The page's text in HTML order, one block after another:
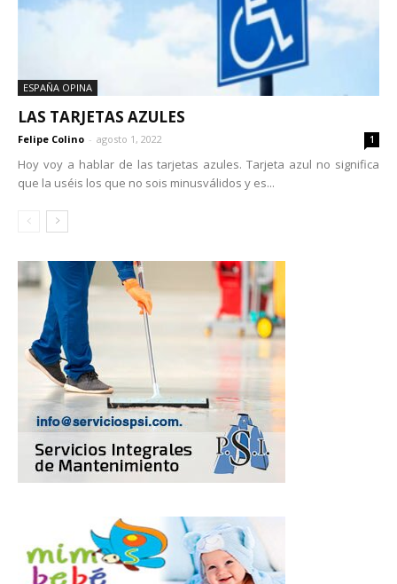
ESPAÑA OPINA
LAS TARJETAS AZULES
Felipe Colino - agosto 1, 2022 1
Hoy voy a hablar de las tarjetas azules. Tarjeta azul no significa
que la uséis los que no sois minusválidos y es...